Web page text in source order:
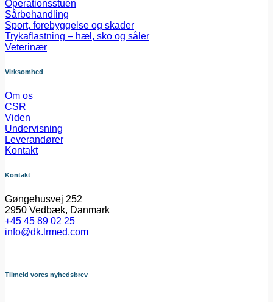
Operationsstuen
Sårbehandling
Sport, forebyggelse og skader
Trykaflastning – hæl, sko og såler
Veterinær
Virksomhed
Om os
CSR
Viden
Undervisning
Leverandører
Kontakt
Kontakt
Gøngehusvej 252
2950 Vedbæk, Danmark
+45 45 89 02 25
info@dk.lrmed.com
Tilmeld vores nyhedsbrev